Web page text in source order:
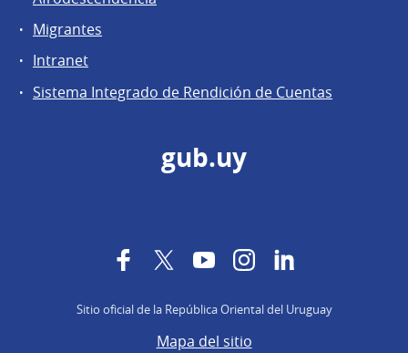
Migrantes
Intranet
Sistema Integrado de Rendición de Cuentas
gub.uy
FacebookTwitterYouTubeInstagram
Sitio oficial de la República Oriental del Uruguay
Mapa del sitio